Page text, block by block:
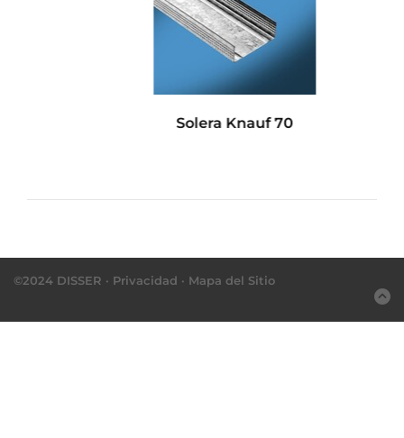
Solera Knauf 70
©2024 DISSER · Privacidad · Mapa del Sitio